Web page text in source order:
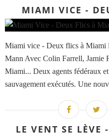
MIAMI VICE -
Miami vice - Deux flics à Miami
Mann Avec Colin Farrell, Jamie
Miami... Deux agents fédéraux
sauvagement exécutés. Une
LE VENT SE LÈVE